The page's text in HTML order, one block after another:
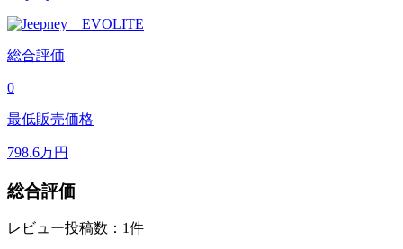
総合評価
0
最低販売価格
798.6万円
総合評価
レビュー投稿数：1件